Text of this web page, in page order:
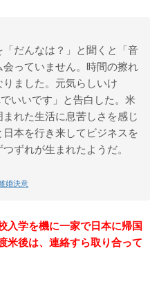
だんなは？」と聞くと「音
っていません。時間の擦れ
ました。元気らしいけ
いいです」と告白した。米
れた生活に息苦しさを感じ
本を行き来してビジネスを
ずれが生まれたようだ。
婚決意
入学を機に一家で日本に帰国
米後は、連絡すら取り合って